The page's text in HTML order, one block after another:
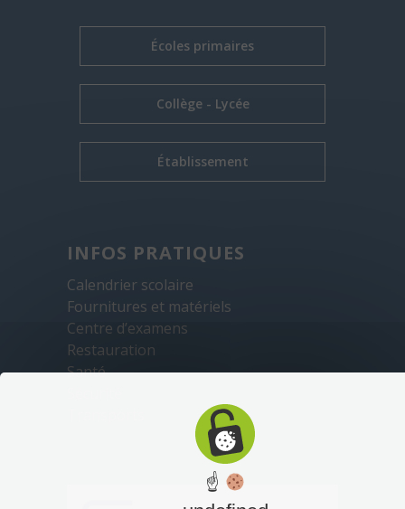
Écoles primaires
Collège - Lycée
Établissement
INFOS PRATIQUES
Calendrier scolaire
Fournitures et matériels
Centre d’examens
Restauration
Santé
☝